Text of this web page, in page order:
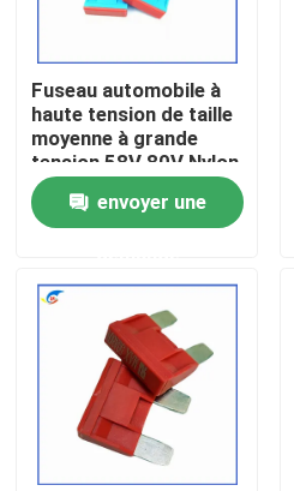
À la maison
À propos de nous
Fuseau automobile à
haute tension de taille
moyenne à grande
tension 58V 80V Nylon
à haute tension
Fuseau automobile à
haute tension
envoyer une